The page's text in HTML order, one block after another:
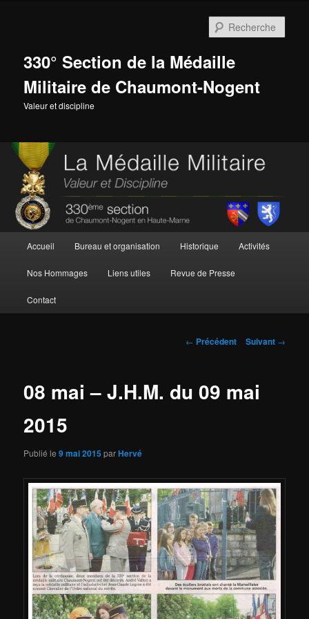
330° Section de la Médaille
Militaire de Chaumont-Nogent
Valeur et discipline
principal
Accueil Bureau et organisation Historique Activités
Nos Hommages Liens utiles Revue de Presse
Contact
Navigation
← Précédent Suivant →
08 mai – J.H.M. du 09 mai
2015
Publié le9 mai 2015 parHervé